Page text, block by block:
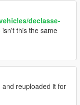
declasse-
isn't this the same
reuploaded it for